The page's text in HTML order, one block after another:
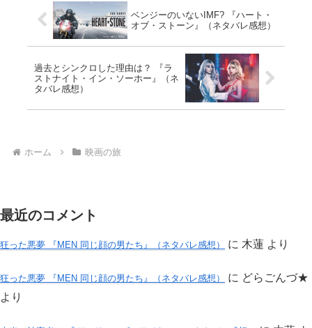
ベンジーのいないIMF? 『ハート・
オブ・ストーン』（ネタバレ感想）
過去とシンクロした理由は？ 『ラ
ストナイト・イン・ソーホー』（ネ
タバレ感想）
ホーム 映画の旅
最近のコメント
狂った悪夢 『MEN 同じ顔の男たち』（ネタバレ感想） に 木蓮 より
狂った悪夢 『MEN 同じ顔の男たち』（ネタバレ感想） に どらごんづ★
より